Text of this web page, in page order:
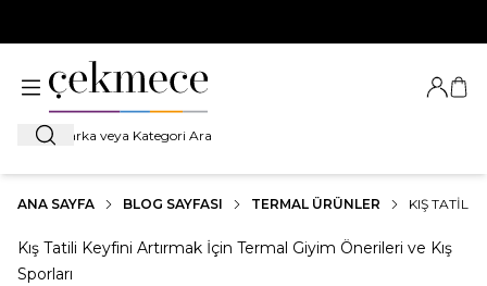
Ara
Giriş
ANA SAYFA BLOG SAYFASI TERMAL ÜRÜNLER KIŞ TATILI
Kış Tatili Keyfini Artırmak İçin Termal Giyim Önerileri ve Kış
Sporları